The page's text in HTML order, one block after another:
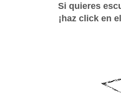
Si quieres
¡haz click en